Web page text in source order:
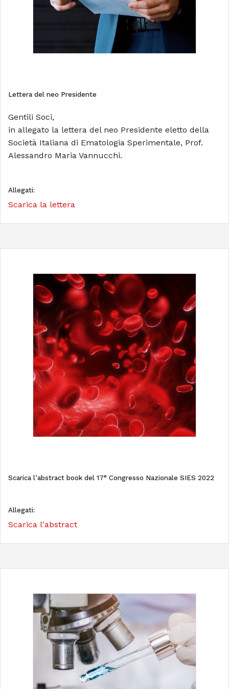
Lettera del neo Presidente
Gentili Soci,
in allegato la lettera del neo Presidente eletto della
Società Italiana di Ematologia Sperimentale, Prof.
Alessandro Maria Vannucchi.
Allegati:
Scarica la lettera
Scarica l’abstract book del 17° Congresso Nazionale SIES 2022
Allegati:
Scarica l'abstract